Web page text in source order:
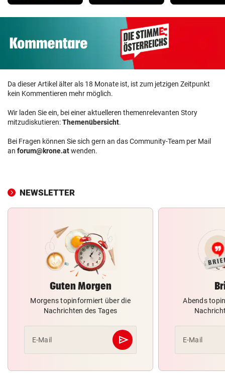
Da dieser Artikel älter als 18 Monate ist, ist zum jetzigen Zeitpunkt
kein Kommentieren mehr möglich.
Wir laden Sie ein, bei einer aktuelleren themenrelevanten Story
mitzudiskutieren:Themenübersicht.
Bei Fragen können Sie sich gern an das Community-Team per Mail
an forum@krone.atwenden.
NEWSLETTER
Guten Morgen
Morgens topinformiert über die
Nachrichten des Tages
E-Mail send
Abschicken
Abends
E-Mail